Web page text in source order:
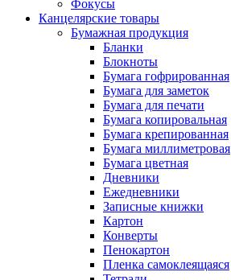
Фокусы
Канцелярские товары
Бумажная продукция
Бланки
Блокноты
Бумага гофрированная
Бумага для заметок
Бумага для печати
Бумага копировальная
Бумага крепированная
Бумага миллиметровая
Бумага цветная
Дневники
Ежедневники
Записные книжки
Картон
Конверты
Пенокартон
Пленка самоклеящаяся